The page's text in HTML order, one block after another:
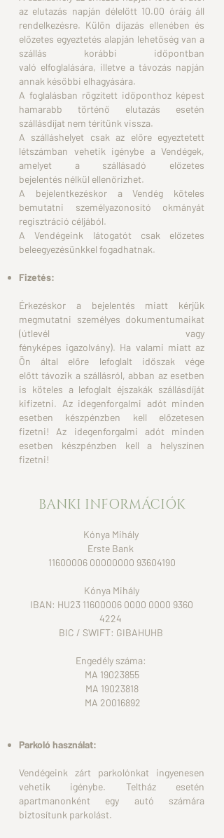
az elutazás napján délelőtt 10.00 óráig áll
rendelkezésre. Külön díjazás ellenében és
előzetes egyeztetés alapján lehetőség van a
szállás korábbi időpontban
való elfoglalására, illetve a távozás napján
annak későbbi elhagyására.
A foglalásban rögzített időponthoz képest
hamarabb történő elutazás esetén
szállásdíjat nem térítünk vissza.
A szálláshelyet csak az előre egyeztetett
létszámban vehetik igénybe a Vendégek,
amelyet a szállásadó előzetes
bejelentés nélkül ellenőrizhet.
A bejelentkezéskor a Vendég köteles
bemutatni személyazonosító okmányát
regisztráció céljából.
A Vendégeink látogatót csak előzetes
beleegyezésünkkel fogadhatnak.
Fizetés:
Érkezéskor a bejelentés miatt kérjük
megmutatni személyes dokumentumaikat
(útlevél vagy
fényképes igazolvány). Ha valami miatt az
Ön által előre lefoglalt időszak vége
előtttávozik a szállásról, abban az esetben
is köteles a lefoglalt éjszakák szállásdíját
kifizetni. Az idegenforgalmi adót minden
esetben készpénzben kell előzetesen
fizetni! Az idegenforgalmi adót minden
esetben készpénzben kell a helyszínen
fizetni!
BANKI INFORMÁCIÓK
Kónya Mihály
Erste Bank
11600006 00000000 93604190
Kónya Mihály
IBAN: HU23 11600006 0000 0000 9360
4224
BIC / SWIFT: GIBAHUHB
Engedély száma:
MA 19023855
MA 19023818
MA 20016892
Parkoló használat:
Vendégeink zárt parkolónkat ingyenesen
vehetik igénybe. Teltház esetén
apartmanonként egy autó számára
biztosítunk parkolást.